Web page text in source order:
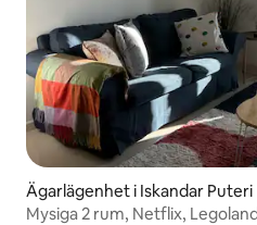
Ägarlägenhet i Iskandar Puteri
Mysiga 2 rum, Netflix,